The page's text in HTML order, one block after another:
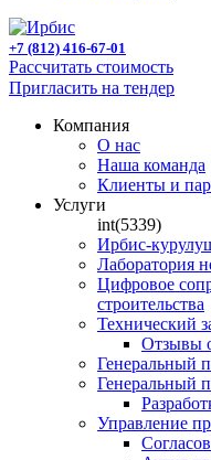
+7 (812) 416-67-01
Рассчитать стоимость
Пригласить на тендер
Компания
О нас
Наша команда
Клиенты и
Услуги
int(5339)
Ирбис-
Лаборатория
Цифровое
строительства
Технический
Отзывы
Генеральный
Генеральный
Управление